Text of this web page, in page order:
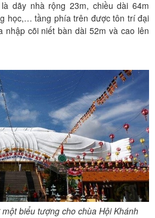
dãy nhà rộng 23m, chiều dài 64m
học,… tầng phía trên được tôn trí đại
cõi niết bàn dài 52m và cao lên
biểu tượng cho chùa Hội Khánh